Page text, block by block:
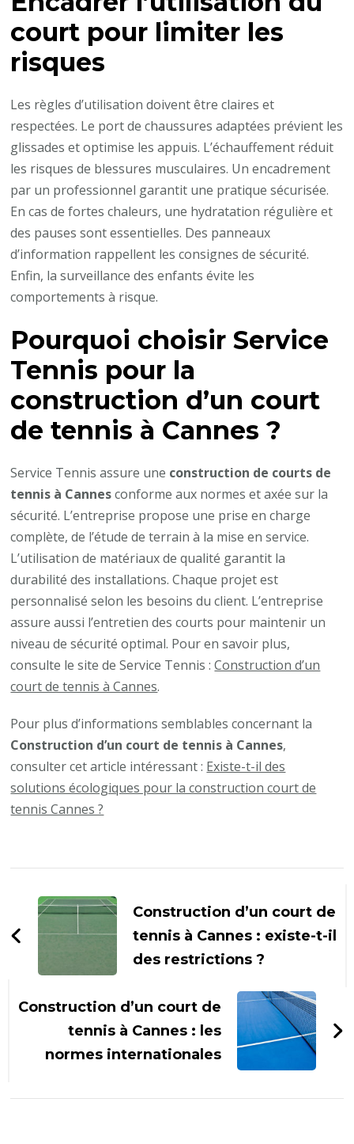
court pour limiter les
risques
Les règles d’utilisation doivent être claires et
respectées. Le port de chaussures adaptées prévient les
glissades et optimise les appuis. L’échauffement réduit
les risques de blessures musculaires. Un encadrement
par un professionnel garantit une pratique sécurisée.
En cas de fortes chaleurs, une hydratation régulière et
des pauses sont essentielles. Des panneaux
d’information rappellent les consignes de sécurité.
Enfin, la surveillance des enfants évite les
comportements à risque.
Pourquoi choisir Service
Tennis pour la
construction d’un court
de tennis à Cannes ?
Service Tennis assure une construction de courts de
tennis à Cannesconforme aux normes et axée sur la
sécurité. L’entreprise propose une prise en charge
complète, de l’étude de terrain à la mise en service.
L’utilisation de matériaux de qualité garantit la
durabilité des installations. Chaque projet est
personnalisé selon les besoins du client. L’entreprise
assure aussi l’entretien des courts pour maintenir un
niveau de sécurité optimal. Pour en savoir plus,
consulte le site de Service Tennis :Construction d’un
court de tennis à Cannes.
Pour plus d’informations semblables concernant la
Construction d’un court de tennis à Cannes,
consulter cet article intéressant : Existe-t-il des
solutions écologiques pour la construction court de
tennis Cannes ?
d'article
Construction d’un court de
tennis à Cannes : existe-t-il
des restrictions ?
Construction d’un court de
tennis à Cannes : les
normes internationales